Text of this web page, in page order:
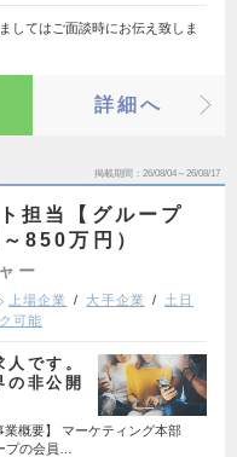
してはご面談時にお伝え致しま
詳細へ
掲載期間 26/08/04～26/08/17
担当【グループ
850万円）
ー
上場企業 大手企業
土日
可能
です。
の非公開
業概要】 マーケティング本部
プの会員…